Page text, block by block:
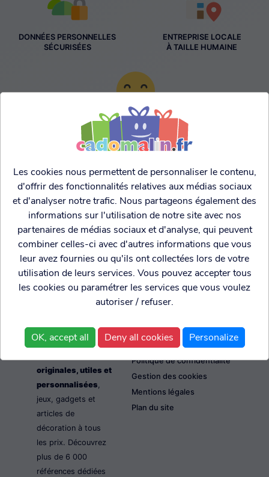
DONNÉES PERSONNELLES
SÉCURISÉES
ENTREPRISE LOCALE
À TAILLE HUMAINE
TARIFS AGRESSIFS &
FRANCO LEGER
boutique
spécialisée dans
originales, utiles et
personnalisées,
jeux, gadgets et
articles de
décoration à tous
les prix. Découvrez
plus de 6 000
références dédiées
Conditions générales de
Politique de confidentialité
Gestion des cookies
Mentions légales
Plan du site
Les cookies nous permettent de personnaliser le contenu,
d'offrir des fonctionnalités relatives aux médias sociaux
et d'analyser notre trafic. Nous partageons également des
informations sur l'utilisation de notre site avec nos
partenaires de médias sociaux et d'analyse, qui peuvent
combiner celles-ci avec d'autres informations que vous
leur avez fournies ou qu'ils ont collectées lors de votre
utilisation de leurs services. Vous pouvez accepter tous
les cookies ou paramétrer les services que vous voulez
autoriser / refuser.
OK, accept all Deny all cookies Personalize